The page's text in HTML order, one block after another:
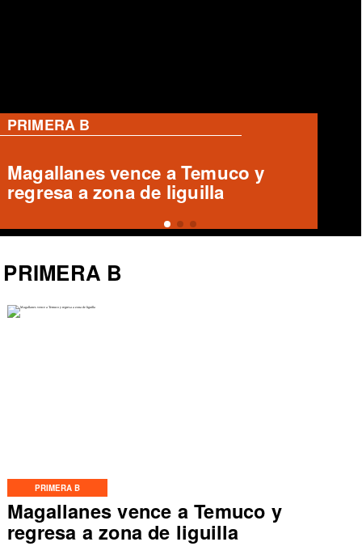
PRIMERA B
Magallanes vence a Temuco y
regresa a zona de liguilla
PRIMERA B
Magallanes remonta y vence a
Temuco en partido de Liga de
Ascenso
PRIMERA B